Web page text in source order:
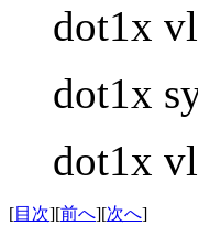
dot1x
dot1x
dot1x
[目次][前へ][次へ]